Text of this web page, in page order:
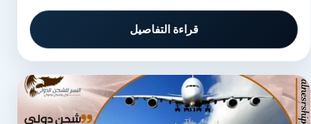
قراءة التفاصيل